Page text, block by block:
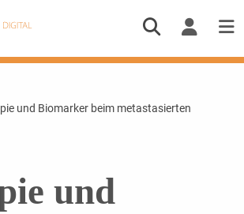
und Biomarker beim metastasierten
und